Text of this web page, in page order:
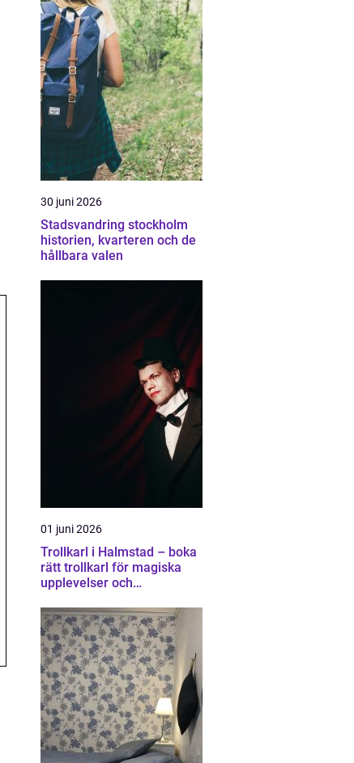
30 juni 2026
Stadsvandring stockholm
historien, kvarteren och de
hållbara valen
01 juni 2026
Trollkarl i Halmstad – boka
rätt trollkarl för magiska
upplevelser och